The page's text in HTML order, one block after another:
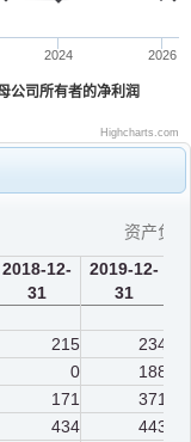
公司所有者的净利润
2024 2026
Highcharts.com
资产负
2018-12-
31
2019-12-
31
215
234
0
188
171
371
434
443